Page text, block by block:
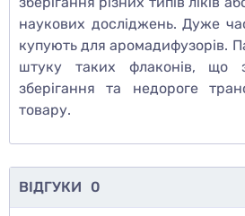
наукових досліджень. Дуже
купують для аромадифузорів.
штуку таких флаконів, що
зберігання та недороге
товару.
ВІДГУКИ 0